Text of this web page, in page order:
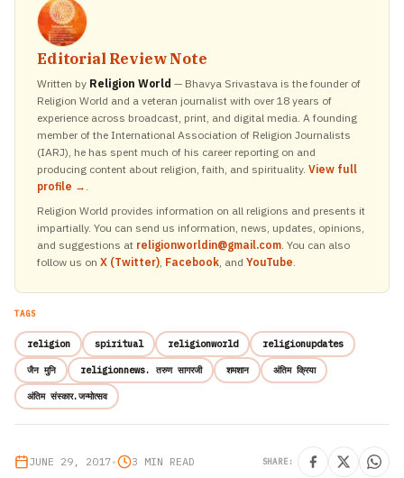
Editorial Review Note
Written by Religion World — Bhavya Srivastava is the founder of
Religion World and a veteran journalist with over 18 years of
experience across broadcast, print, and digital media. A founding
member of the International Association of Religion Journalists
(IARJ), he has spent much of his career reporting on and
producing content about religion, faith, and spirituality. View full
profile →
Religion World provides information on all religions and presents it
impartially. You can send us information, news, updates, opinions,
and suggestions at religionworldin@gmail.com . You can also
follow us on X (Twitter) Facebook , and YouTube
TAGS
religion spiritual religionworld religionupdates
जैन मुनि religionnews. तरुण सागरजी शमशान अंतिम क्रिया
अंतिम संस्कार.जन्मोत्सव
JUNE 29, 2017• 3 MIN READ SHARE: